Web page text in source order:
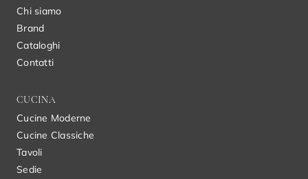
Chi siamo
Brand
Cataloghi
Contatti
CUCINA
Cucine Moderne
Cucine Classiche
Tavoli
Sedie